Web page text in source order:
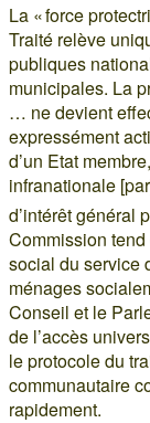
La « force
Traité relève
publiques
municipales. La
… ne devient
expressément
d’un Etat
infranationale
d’intérêt général
Commission
social du service
ménages
Conseil et le
de l’accès
le protocole du
communautaire
rapidement.